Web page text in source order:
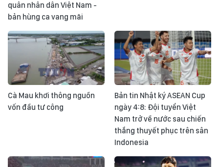
quân nhân dân Việt Nam -
bản hùng ca vang mãi
Cà Mau khơi thông nguồn
vốn đầu tư công
Bản tin Nhật ký ASEAN Cup
ngày 4:8: Đội tuyển Việt
Nam trở về nước sau chiến
thắng thuyết phục trên sân
Indonesia